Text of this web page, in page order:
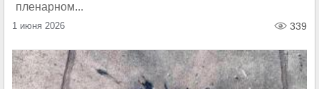
пленарном...
1 июня 2026 339